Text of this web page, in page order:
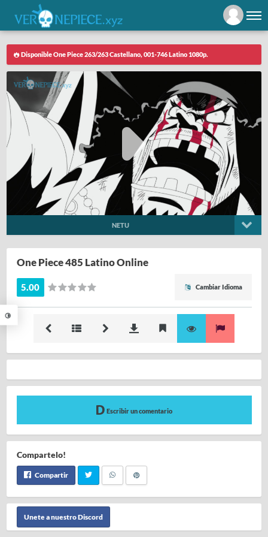
Disponible One Piece 263/263 Castellano, 001-746 Latino 1080p.
NETU
One Piece 485 Latino Online
5.00 Cambiar Idioma
Escribir un comentario
Compartelo!
Compartir
Unete a nuestro Discord